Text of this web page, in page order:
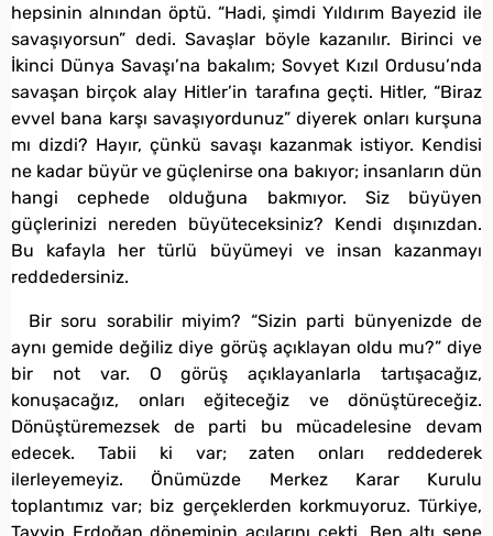
hepsinin alnından öptü. “Hadi, şimdi Yıldırım Bayezid ile
savaşıyorsun” dedi. Savaşlar böyle kazanılır. Birinci ve
İkinci Dünya Savaşı’na bakalım; Sovyet Kızıl Ordusu’nda
savaşan birçok alay Hitler’in tarafına geçti. Hitler, “Biraz
evvel bana karşı savaşıyordunuz” diyerek onları kurşuna
mı dizdi? Hayır, çünkü savaşı kazanmak istiyor. Kendisi
ne kadar büyür ve güçlenirse ona bakıyor; insanların dün
hangi cephede olduğuna bakmıyor. Siz büyüyen
güçlerinizi nereden büyüteceksiniz? Kendi dışınızdan.
Bu kafayla her türlü büyümeyi ve insan kazanmayı
reddedersiniz.
Bir soru sorabilir miyim? “Sizin parti bünyenizde de
aynı gemide değiliz diye görüş açıklayan oldu mu?” diye
bir not var. O görüş açıklayanlarla tartışacağız,
konuşacağız, onları eğiteceğiz ve dönüştüreceğiz.
Dönüştüremezsek de parti bu mücadelesine devam
edecek. Tabii ki var; zaten onları reddederek
ilerleyemeyiz. Önümüzde Merkez Karar Kurulu
toplantımız var; biz gerçeklerden korkmuyoruz. Türkiye,